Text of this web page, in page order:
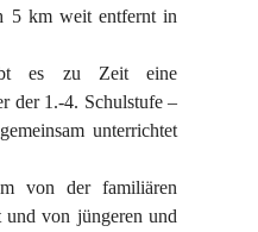
5 km weit entfernt in
es zu Zeit eine
der 1.-4. Schulstufe –
unterrichtet
von der familiären
von jüngeren und